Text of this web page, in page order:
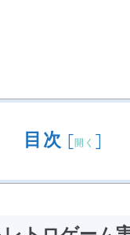
目次 [開く ]